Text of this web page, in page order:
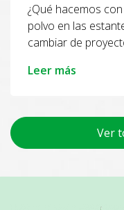
¿Qué hacemos
polvo en las
cambiar de
Leer más
Ver